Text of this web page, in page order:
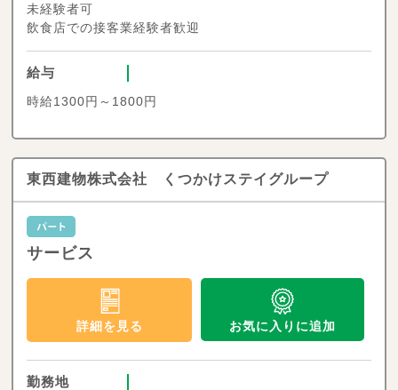
未経験者可
飲食店での接客業経験者歓迎
給与
時給1300円～1800円
東西建物株式会社 くつかけステイグループ
サービス
詳細を見る お気に入りに追加
勤務地